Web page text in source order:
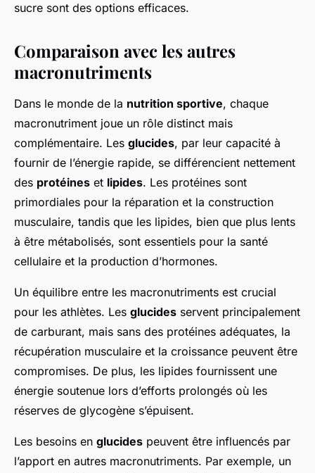
sucre sont des options efficaces.
Comparaison avec les autres
macronutriments
Dans le monde de la nutrition sportive, chaque
macronutriment joue un rôle distinct mais
complémentaire. Les glucides, par leur capacité à
fournir de l’énergie rapide, se différencient nettement
des protéines et lipides. Les protéines sont
primordiales pour la réparation et la construction
musculaire, tandis que les lipides, bien que plus lents
à être métabolisés, sont essentiels pour la santé
cellulaire et la production d’hormones.
Un équilibre entre les macronutriments est crucial
pour les athlètes. Les glucides servent principalement
de carburant, mais sans des protéines adéquates, la
récupération musculaire et la croissance peuvent être
compromises. De plus, les lipides fournissent une
énergie soutenue lors d’efforts prolongés où les
réserves de glycogène s’épuisent.
Les besoins en glucides peuvent être influencés par
l’apport en autres macronutriments. Par exemple, un